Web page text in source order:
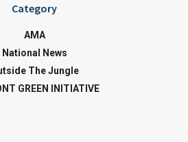
Category
AMA
National News
The Jungle
GREEN INITIATIVE